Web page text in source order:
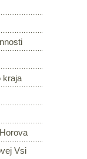
kraja
Vsi